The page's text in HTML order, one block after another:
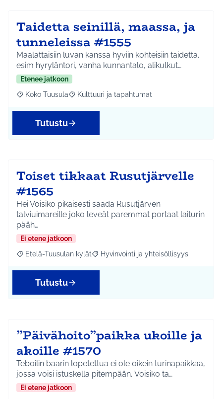
Taidetta seinillä, maassa, ja
tunneleissa #1555
Maalattaisiin luvan kanssa hyviin kohteisiin taidetta.
esim hyryläntori, vanha kunnantalo, alikulkut…
Etenee jatkoon
Rajaa tulokset aihepiirin mukaan: Koko Tuusula
Koko Tuusula Rajaa tulokset teeman mukaan: Kulttuuri ja
Kulttuuri ja tapahtumat
Tutustu
Toiset tikkaat Rusutjärvelle
#1565
Hei Voisiko pikaisesti saada Rusutjärven
talviuimareille joko leveät paremmat portaat laiturin
pääh…
Ei etene jatkoon
Rajaa tulokset aihepiirin mukaan: Etelä-Tuusulan kylät
Etelä-Tuusulan kylät Rajaa tulokset teeman mukaan:
Hyvinvointi ja yhteisöllisyys
Tutustu
”Päivähoito”paikka ukoille ja
akoille #1570
Teboilin baarin lopetettua ei ole oikein turinapaikkaa,
jossa voisi istuskella pitempään. Voisiko ta…
Ei etene jatkoon